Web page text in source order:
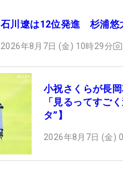
石川遼は12位発進 杉浦悠
2026年8月7日 (金) 10時29分
小祝さくらが長
「見るってすご
タ”】
2026年8月7日 (金)